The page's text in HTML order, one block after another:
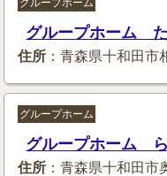
グループホーム
グループホーム
住所 ：青森県十和田市
グループホーム
グループホーム
住所 ：青森県十和田市